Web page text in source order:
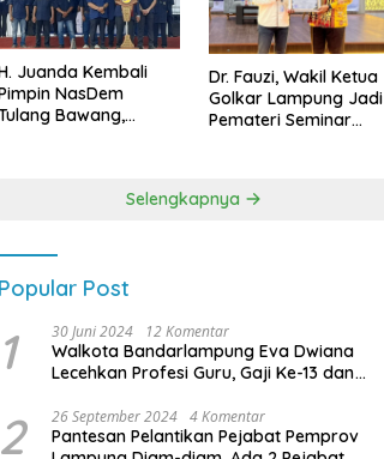
Juanda Kembali
NasDem
Bawang,
Dr. Fauzi, Wakil Ketua
Golkar Lampung Jadi
Pemateri Seminar
Kebangsaan
Selengkapnya
Popular Post
1 30 Juni 2024 12 Komentar
Walkota Bandarlampung Eva Dwiana
Lecehkan Profesi Guru, Gaji Ke-13 dan
2 26 September 2024 4 Komentar
Pantesan Pelantikan Pejabat Pemprov